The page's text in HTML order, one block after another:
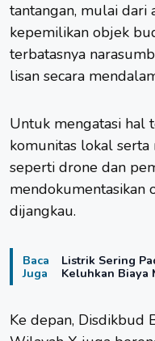
tantangan, mulai dari
kepemilikan objek
terbatasnya
lisan secara
Untuk mengatasi hal
komunitas lokal
seperti drone dan
mendokumentasikan
dijangkau.
Baca
Juga
Listrik Sering
Keluhkan Biaya
Ke depan, Disdikbud